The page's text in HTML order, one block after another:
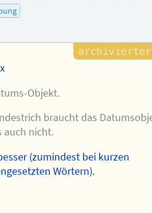
Objekt.
braucht das
auch nicht.
(zumindest bei kurzen
Wörtern).